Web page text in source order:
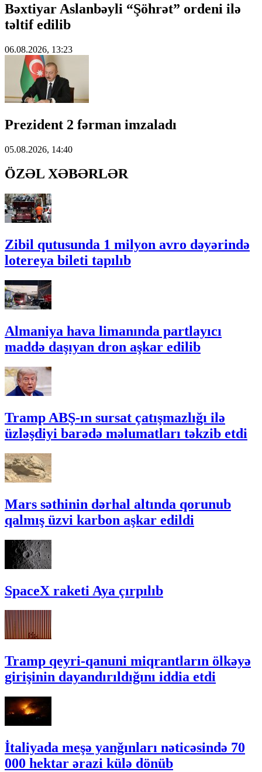
Bəxtiyar Aslanbəyli “Şöhrət” ordeni ilə
təltif edilib
06.08.2026, 13:23
Prezident 2 fərman imzaladı
05.08.2026, 14:40
ÖZƏL XƏBƏRLƏR
Zibil qutusunda 1 milyon avro dəyərində
lotereya bileti tapılıb
Almaniya hava limanında partlayıcı
maddə daşıyan dron aşkar edilib
Tramp ABŞ-ın sursat çatışmazlığı ilə
üzləşdiyi barədə məlumatları təkzib etdi
Mars səthinin dərhal altında qorunub
qalmış üzvi karbon aşkar edildi
SpaceX raketi Aya çırpılıb
Tramp qeyri-qanuni miqrantların ölkəyə
girişinin dayandırıldığını iddia etdi
İtaliyada meşə yanğınları nəticəsində 70
000 hektar ərazi külə dönüb